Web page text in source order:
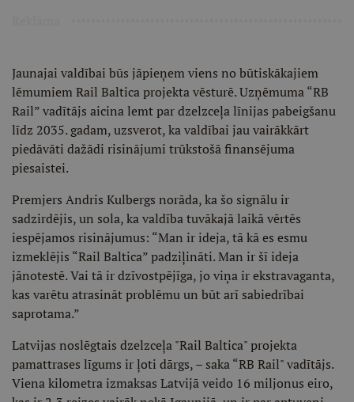
Jaunajai valdībai būs jāpieņem viens no būtiskākajiem
lēmumiem Rail Baltica projekta vēsturē. Uzņēmuma “RB
Rail” vadītājs aicina lemt par dzelzceļa līnijas pabeigšanu
līdz 2035. gadam, uzsverot, ka valdībai jau vairākkārt
piedāvāti dažādi risinājumi trūkstošā finansējuma
piesaistei.
Premjers Andris Kulbergs norāda, ka šo signālu ir
sadzirdējis, un sola, ka valdība tuvākajā laikā vērtēs
iespējamos risinājumus: “Man ir ideja, tā kā es esmu
izmeklējis “Rail Baltica” padziļināti. Man ir šī ideja
jānotestē. Vai tā ir dzīvostpējīga, jo viņa ir ekstravaganta,
kas varētu atrasināt problēmu un būt arī sabiedrībai
saprotama.”
Latvijas noslēgtais dzelzceļa "Rail Baltica" projekta
pamattrases līgums ir ļoti dārgs, – saka “RB Rail" vadītājs.
Viena kilometra izmaksas Latvijā veido 16 miljonus eiro,